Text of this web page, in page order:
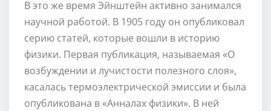
В это же время Эйнштейн активно занимался
научной работой. В 1905 году он опубликовал
серию статей, которые вошли в историю
физики. Первая публикация, называемая «О
возбуждении и лучистости полезного слоя»,
касалась термоэлектрической эмиссии и была
опубликована в «Анналах физики». В ней